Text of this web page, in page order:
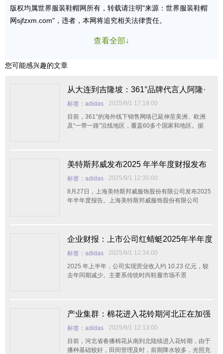
版权均属世界服装鞋帽网所有，转载请注明"来源：世界服装鞋帽
网sjfzxm.com"，违者，本网将追究相关法律责任。
查看全部↓
您可能感兴趣的文章
从大连到吉隆坡：361°品牌代言人阿隆·
戈登亚洲篮球文化之旅圆满收官
标签：adidas
2025/9/1 17:19:00
目前，361°的海外线下销售网络已延伸至美洲、欧洲
及“一带一路”沿线地区，覆盖60多个国家和地区。据
同比增长94%，持续创下历史新高。这不仅得益于品牌
在渠道布局上的深化，也与核心代言人的影响力密不可
分。
美特斯邦威发布2025 年半年度财报发布
显示同比下降
标签：adidas
2025/9/1 12:35:00
8月27日，上海美特斯邦威服饰股份有限公司发布2025
年半年度报告。上海美特斯邦威服饰股份有限公司
企业财报：上市公司红蜻蜓2025年半年度
报告发布
标签：adidas
2025/9/1 12:34:00
2025 年上半年，公司实现营业收入约 10.23 亿元，较
去年同期减少。主要系传统时尚鞋履市场不景
产业集群：棉花进入花铃期河北正在加强
棉花中后期管理技术
标签：adidas
2025/9/1 12:13:00
目前，河北省春播棉花从南到北陆续进入花铃期，由于
播种基础较好，田间管理及时，前期降水较多，光照充